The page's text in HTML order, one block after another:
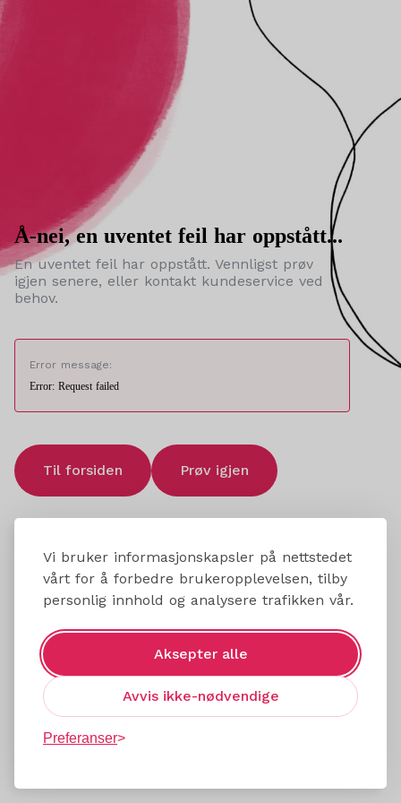
Vi bruker informasjonskapsler på nettstedet
vårt for å forbedre brukeropplevelsen, tilby
personlig innhold og analysere trafikken vår.
Aksepter alle
Avvis ikke-nødvendige
Preferanser
Å-nei, en uventet feil har oppstått...
En uventet feil har oppstått. Vennligst prøv
igjen senere, eller kontakt kundeservice ved
behov.
Error message:
Error: Request failed
Til forsiden Prøv igjen